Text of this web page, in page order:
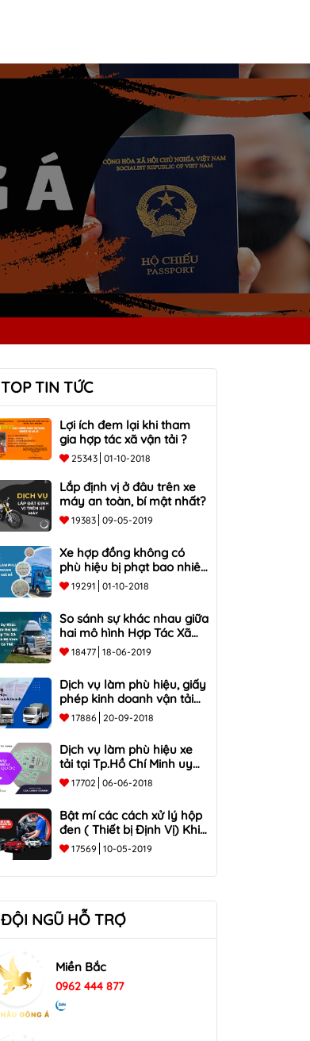
TOP TIN TỨC
Lợi ích đem lại khi tham
gia hợp tác xã vận tải ?
25343 01-10-2018
Lắp định vị ở đâu trên xe
máy an toàn, bí mật nhất?
19383 09-05-2019
Xe hợp đồng không có
phù hiệu bị phạt bao nhiêu
tiền?
19291 01-10-2018
So sánh sự khác nhau giữa
hai mô hình Hợp Tác Xã
Vận Tải và Hộ Kinh Doanh
Cá Thể
18477 18-06-2019
Dịch vụ làm phù hiệu, giấy
phép kinh doanh vận tải
Tại Đồng Nai, Hồ Chí Minh
17886 20-09-2018
Dịch vụ làm phù hiệu xe
tải tại Tp.Hồ Chí Minh uy
tín17702 06-06-2018
Bật mí các cách xử lý hộp
đen ( Thiết bị Định Vị) Khi
mất tín hiệu ?
17569 10-05-2019
ĐỘI NGŨ HỖ TRỢ
Miền Bắc
0962 444 877